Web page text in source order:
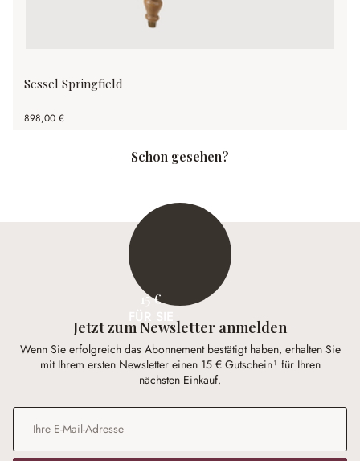
Sessel Springfield
898,00 €
Schon gesehen?
15 €
Jetzt zum Newsletter anmelden
Wenn Sie erfolgreich das Abonnement bestätigt haben, erhalten Sie
mit Ihrem ersten Newsletter einen 15 € Gutschein¹ für Ihren
nächsten Einkauf.
E-Mail-Adresse